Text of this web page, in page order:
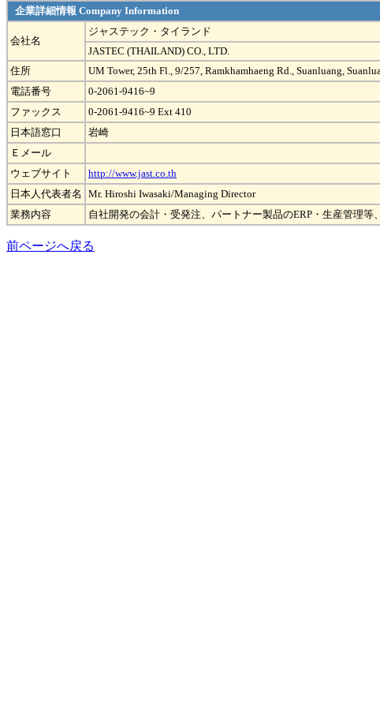
企業詳細情報 Company Information
会社名
ジャステック・タイランド
JASTEC (THAILAND) CO., LTD.
住所
UM Tower, 25th Fl., 9/257, Ramkhamhaeng Rd., Suanluang,
電話番号
0-2061-9416~9
ファックス
0-2061-9416~9 Ext 410
日本語窓口
岩崎
Ｅメール
ウェブサイト
http://www.jast.co.th
日本人代表者名
Mr. Hiroshi Iwasaki/Managing Director
業務内容
自社開発の会計・受発注、パートナー製品のERP・生産管理
前ページへ戻る